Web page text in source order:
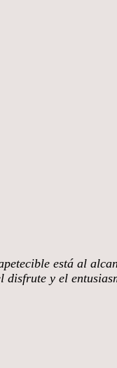
está al
y el